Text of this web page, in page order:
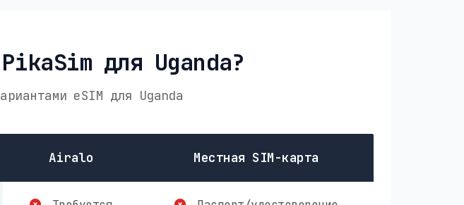
для Uganda?
eSIM для Uganda
Airalo Местная SIM-карта